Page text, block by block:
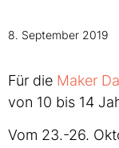
8. September 2019
Für die Maker
von 10 bis 14
Vom 23.-26.